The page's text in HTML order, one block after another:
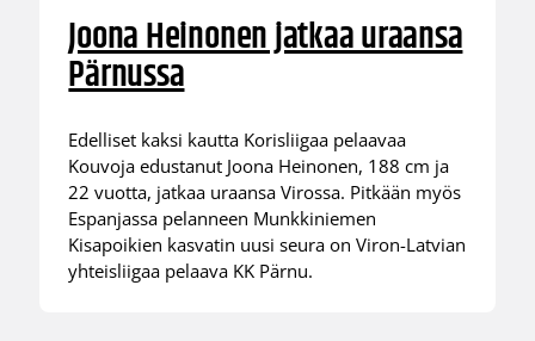
Joona Heinonen jatkaa uraansa
Pärnussa
Edelliset kaksi kautta Korisliigaa pelaavaa
Kouvoja edustanut Joona Heinonen, 188 cm ja
22 vuotta, jatkaa uraansa Virossa. Pitkään myös
Espanjassa pelanneen Munkkiniemen
Kisapoikien kasvatin uusi seura on Viron-Latvian
yhteisliigaa pelaava KK Pärnu.